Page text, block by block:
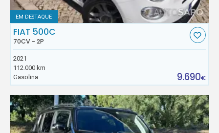
EM DESTAQUE
FIAT 500C
70CV - 2P
2021
112.000 km
Gasolina
9.690€